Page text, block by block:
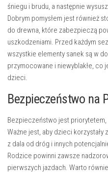
śniegu i brudu, a następnie
Dobrym pomysłem jest również
do drewna, które zabezpieczą
uszkodzeniami. Przed każdym
wszystkie elementy sanek są w
przymocowane i niewyblakłe, co
dzieci.
Bezpieczeństwo na
Bezpieczeństwo jest priorytetem,
Ważne jest, aby dzieci
z dala od dróg i innych
Rodzice powinni zawsze
pierwszych jazdach. Warto